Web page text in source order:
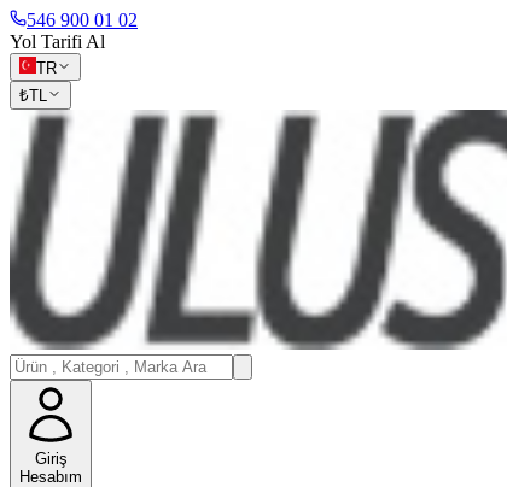
546 900 01 02
Yol Tarifi Al
TR
₺TL
Giriş
Hesabım